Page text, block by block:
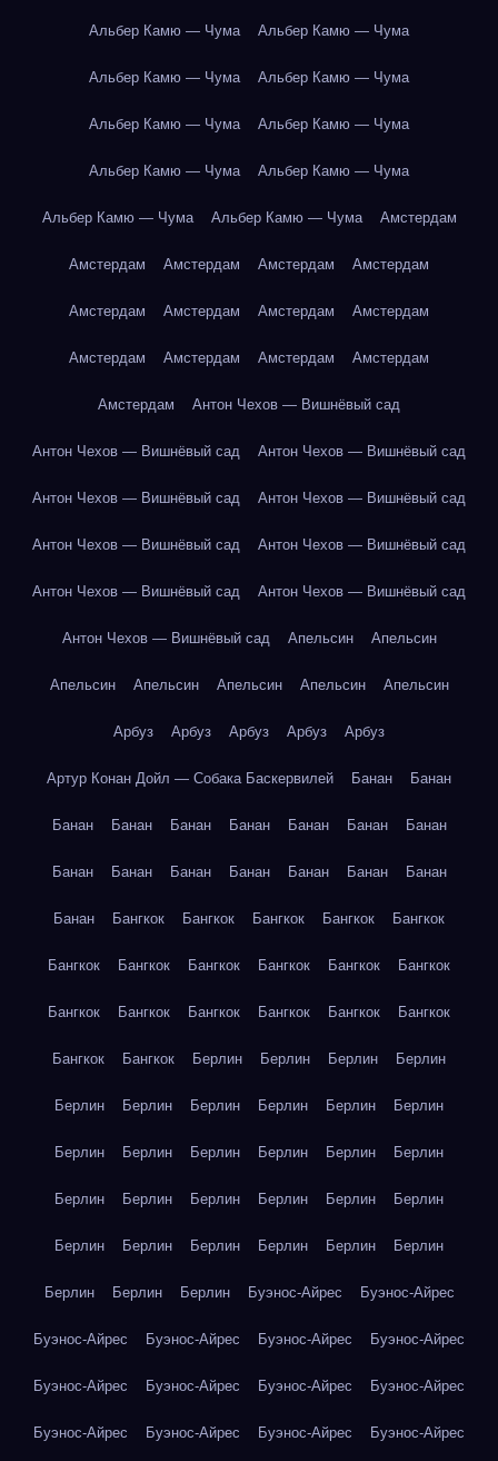
Альбер Камю — Чума Альбер Камю — Чума
Альбер Камю — Чума Альбер Камю — Чума
Альбер Камю — Чума Альбер Камю — Чума
Альбер Камю — Чума Альбер Камю — Чума
Альбер Камю — Чума Альбер Камю — Чума Амстердам
Амстердам Амстердам Амстердам Амстердам
Амстердам Амстердам Амстердам Амстердам
Амстердам Амстердам Амстердам Амстердам
Амстердам Антон Чехов — Вишнёвый сад
Антон Чехов — Вишнёвый сад Антон Чехов — Вишнёвый сад
Антон Чехов — Вишнёвый сад Антон Чехов — Вишнёвый сад
Антон Чехов — Вишнёвый сад Антон Чехов — Вишнёвый сад
Антон Чехов — Вишнёвый сад Антон Чехов — Вишнёвый сад
Антон Чехов — Вишнёвый сад Апельсин Апельсин
Апельсин Апельсин Апельсин Апельсин Апельсин
Арбуз Арбуз Арбуз Арбуз Арбуз
Артур Конан Дойл — Собака Баскервилей Банан Банан
Банан Банан Банан Банан Банан Банан Банан
Банан Банан Банан Банан Банан Банан Банан
Банан Бангкок Бангкок Бангкок Бангкок Бангкок
Бангкок Бангкок Бангкок Бангкок Бангкок Бангкок
Бангкок Бангкок Бангкок Бангкок Бангкок Бангкок
Бангкок Бангкок Берлин Берлин Берлин Берлин
Берлин Берлин Берлин Берлин Берлин Берлин
Берлин Берлин Берлин Берлин Берлин Берлин
Берлин Берлин Берлин Берлин Берлин Берлин
Берлин Берлин Берлин Берлин Берлин Берлин
Берлин Берлин Берлин Буэнос-Айрес Буэнос-Айрес
Буэнос-Айрес Буэнос-Айрес Буэнос-Айрес Буэнос-Айрес
Буэнос-Айрес Буэнос-Айрес Буэнос-Айрес Буэнос-Айрес
Буэнос-Айрес Буэнос-Айрес Буэнос-Айрес Буэнос-Айрес